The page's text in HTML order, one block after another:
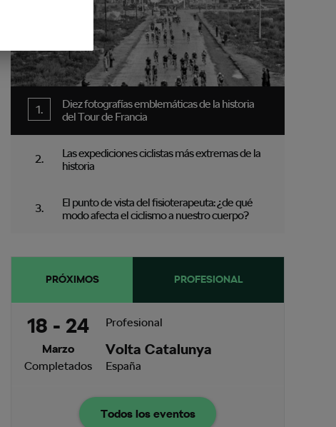
Diez fotografías emblemáticas de la historia
del Tour de Francia
Las expediciones ciclistas más extremas de la
historia
El punto de vista del fisioterapeuta: ¿de qué
modo afecta el ciclismo a nuestro cuerpo?
PRÓXIMOS PROFESIONAL
18 - 24
Marzo
Completados
Profesional
Volta Catalunya
España
Todos los eventos